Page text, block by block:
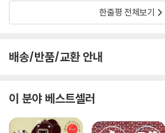
아카시아꽃이 이지러진 용비봉은 극명히 대비
난한 황룡동 사람들의 삶의 기반이 되는 공간
어진 삶을 이어나가게 하는 동력을 공급해주
원의 엄마는 시장에서 얻은 시래기와 내장을
매를 먹여 키운다. 병약하지만 이웃들의 도움
아 자식 둘을 키워온 정호네, 아카시아 숲이 헐
집 지을 꿈에 젖은 상숙이네, 친정에서 보내준
한줄평 전체보기
배송/반품/교환 안내
이 분야 베스트셀러